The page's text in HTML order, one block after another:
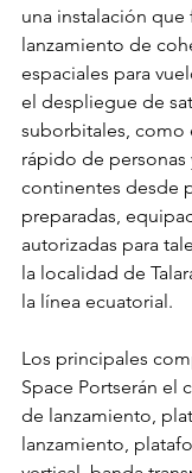
una instalación que
lanzamiento de
espaciales para
el despliegue de
suborbitales, como
rápido de personas
continentes desde
preparadas,
autorizadas para
la localidad de
la línea ecuatorial.
Los principales
Space Portserán el
de lanzamiento,
lanzamiento,